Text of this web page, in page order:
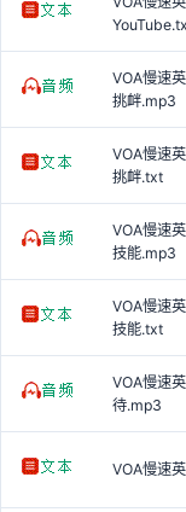
VOA慢速
挑衅.mp3
VOA慢速
挑衅.txt
VOA慢速
技能.mp3
VOA慢速
技能.txt
VOA慢速
待.mp3
VOA慢速